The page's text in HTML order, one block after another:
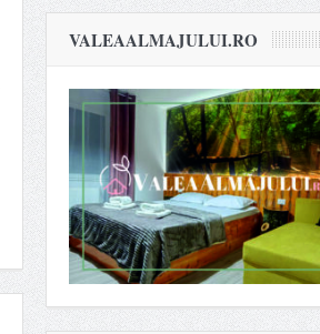
VALEAALMAJULUI.RO